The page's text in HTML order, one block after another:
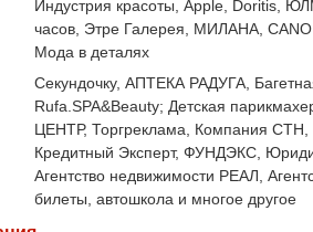
Индустрия красоты, Apple, Doritis,
часов, Этре Галерея, МИЛАНА,
Мода в деталях
Секундочку, АПТЕКА РАДУГА,
Rufa.SPA&Beauty; Детская
ЦЕНТР, Торгреклама, Компания
Кредитный Эксперт, ФУНДЭКС,
Агентство недвижимости РЕАЛ,
билеты, автошкола и многое другое